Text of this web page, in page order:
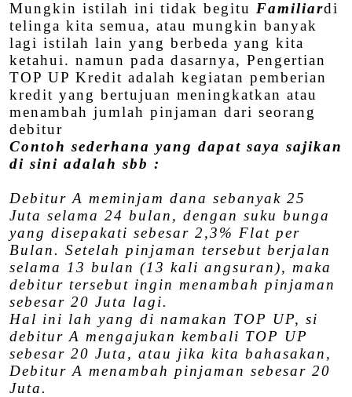
Mungkin istilah ini tidak begitu Familiardi
telinga kita semua, atau mungkin banyak
lagi istilah lain yang berbeda yang kita
ketahui. namun pada dasarnya, Pengertian
TOP UP Kredit adalah kegiatan pemberian
kredit yang bertujuan meningkatkan atau
menambah jumlah pinjaman dari seorang
debitur
Contoh sederhana yang dapat saya sajikan
di sini adalah sbb :
Debitur A meminjam dana sebanyak 25
Juta selama 24 bulan, dengan suku bunga
yang disepakati sebesar 2,3% Flat per
Bulan. Setelah pinjaman tersebut berjalan
selama 13 bulan (13 kali angsuran), maka
debitur tersebut ingin menambah pinjaman
sebesar 20 Juta lagi.
Hal ini lah yang di namakan TOP UP, si
debitur A mengajukan kembali TOP UP
sebesar 20 Juta, atau jika kita bahasakan,
Debitur A menambah pinjaman sebesar 20
Juta.